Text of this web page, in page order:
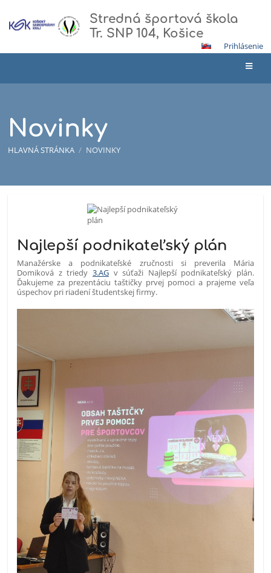
Stredná športová škola
Tr. SNP 104, Košice
Prihlásenie
Novinky
HLAVNÁ STRÁNKA / NOVINKY
Najlepší podnikateľský plán
Manažérske a podnikateľské zručnosti si preverila Mária
Domiková z triedy 3.AG v súťaži Najlepší podnikateľský plán.
Ďakujeme za prezentáciu taštičky prvej pomoci a prajeme veľa
úspechov pri riadení študentskej firmy.